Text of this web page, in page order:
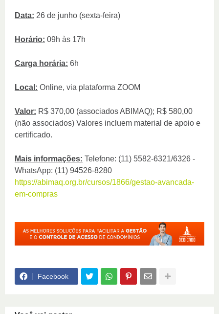
Data: 26 de junho (sexta-feira)
Horário: 09h às 17h
Carga horária: 6h
Local: Online, via plataforma ZOOM
Valor: R$ 370,00 (associados ABIMAQ); R$ 580,00
(não associados) Valores incluem material de apoio e
certificado.
Mais informações: Telefone: (11) 5582-6321/6326 -
WhatsApp: (11) 94526-8280
https://abimaq.org.br/cursos/1866/gestao-avancada-
em-compras
Facebook